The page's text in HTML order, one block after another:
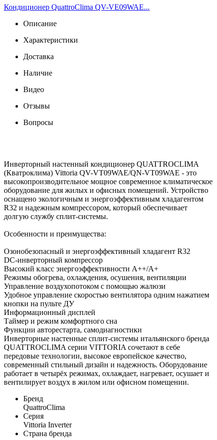
Кондиционер QuattroСlima QV-VE09WAE...
Описание
Характеристики
Доставка
Наличие
Видео
Отзывы
Вопросы
Инверторный настенный кондиционер QUATTROCLIMA
(Кватроклима) Vittoria QV-VT09WAE/QN-VT09WAE - это
высокопроизводительное мощное современное климатическое
оборудование для жилых и офисных помещений. Устройство
оснащено экологичным и энергоэффективным хладагентом
R32 и надежным компрессором, который обеспечивает
долгую службу сплит-системы.
Особенности и преимущества:
Озонобезопасный и энергоэффективный хладагент R32
DC-инверторный компрессор
Высокий класс энергоэффективности A++/A+
Режимы обогрева, охлаждения, осушения, вентиляции
Управление воздухопотоком с помощью жалюзи
Удобное управление скоростью вентилятора одним нажатием
кнопки на пульте ДУ
Информационный дисплей
Таймер и режим комфортного сна
Функции авторестарта, самодиагностики
Инверторные настенные сплит-системы итальянского бренда
QUATTROCLIMA серии VITTORIA сочетают в себе
передовые технологии, высокое европейское качество,
современный стильный дизайн и надежность. Оборудование
работает в четырёх режимах, охлаждает, нагревает, осушает и
вентилирует воздух в жилом или офисном помещении.
Бренд
QuattroClima
Серия
Vittoria Inverter
Страна бренда